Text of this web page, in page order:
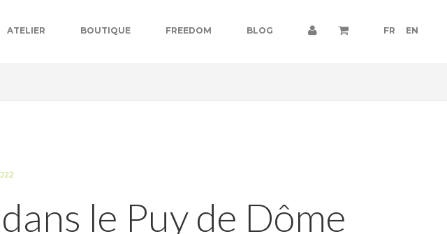
ATELIER BOUTIQUE FREEDOM BLOG FR EN
le Puy de Dôme